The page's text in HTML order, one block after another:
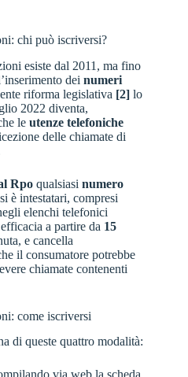
chi può iscriversi?
esiste dal 2011, ma fino
dei numeri
riforma legislativa [2] lo
2022 diventa,
le utenze telefoniche
delle chiamate di
Rpo qualsiasi numero
è intestatari, compresi
elenchi telefonici
a partire da 15
e cancella
il consumatore potrebbe
chiamate contenenti
come iscriversi
di queste quattro modalità: